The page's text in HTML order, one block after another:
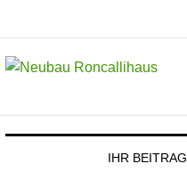
IHR BEITRAG